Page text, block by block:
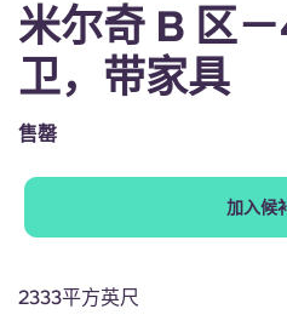
Chinese
Español
登录
米尔奇 B 区
卫，带家具
售罄
加入候
2333平方英尺